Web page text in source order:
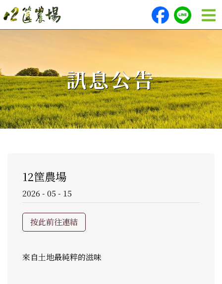
訊息公告
12筐農場
2026 - 05 - 15
按此前往連結
來自土地最純粹的滋味